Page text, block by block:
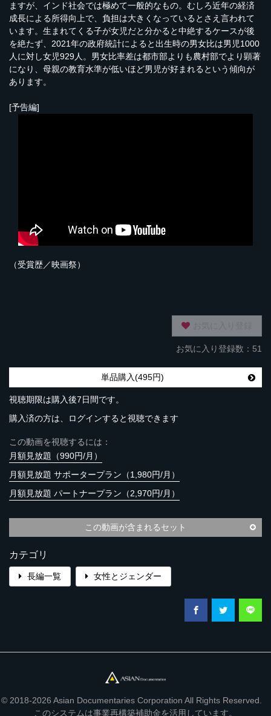
ますが、インド社会では極めて一般的なもの。むしろ近年の経済
成長による所得向上で、負担は大きくなっているとさえ言われて
います。生まれてくる子が女児だと分かると中絶するケースが後
を絶たず、2021年の政府統計によると出生時の男女比は男児1000
人に対し女児929人。男女比率差は都市部よりも農村部でより顕著
になり、母親の教育水準が低いほど男児が好まれるという傾向が
あります。
[予告編]
（受賞歴／映画祭）
お気に入り登録数：51
単品購入(495円)
視聴期限は購入後7日間です。
購入済の方は、ログインすると視聴できます
この動画を視聴するには：
月額見放題（990円/月）
月額見放題 サポータープラン（1,980円/月）
月額見放題 パートナープラン（2,970円/月）
この動画が含まれるセット
カテゴリ
長編一覧 女性とジェンダー
© 2018-2026 Asian Documentaries Corporation All Rights Reserved.
このシステムは事業再構築補助金を活用しています。